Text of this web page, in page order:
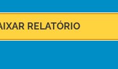
RELATÓRIO